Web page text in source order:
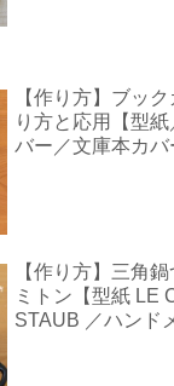
【作り方】ブッ
り方と応用【型
バー／文庫本カバ
【作り方】三角
ミトン【型紙 LE
STAUB ／ハンド